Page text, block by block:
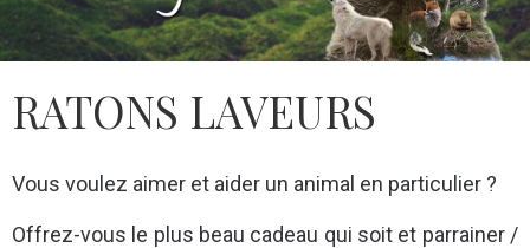
RATONS LAVEURS
Vous voulez aimer et aider un animal en particulier ?
Offrez-vous le plus beau cadeau qui soit et parrainer /